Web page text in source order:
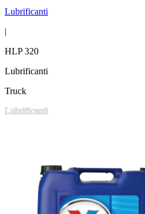
Lubrificanti
|
HLP 320
Lubrificanti
Truck
Lubrificanti